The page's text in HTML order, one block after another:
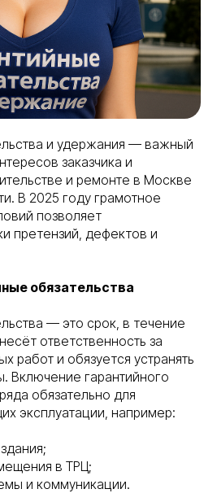
и удержания — важный
заказчика и
и ремонте в Москве
В 2025 году грамотное
позволяет
претензий, дефектов и
обязательства
— это срок, в течение
ответственность за
работ и обязуется устранять
Включение гарантийного
обязательно для
эксплуатации, например:
в ТРЦ;
и коммуникации.